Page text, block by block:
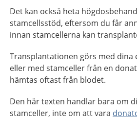
Det kan också heta
stamcellsstöd, eftersom du får
innan stamcellerna kan
Transplantationen görs med dina
eller med stamceller från en
hämtas oftast från blodet.
Den här texten handlar bara om
stamceller, inte om att vara